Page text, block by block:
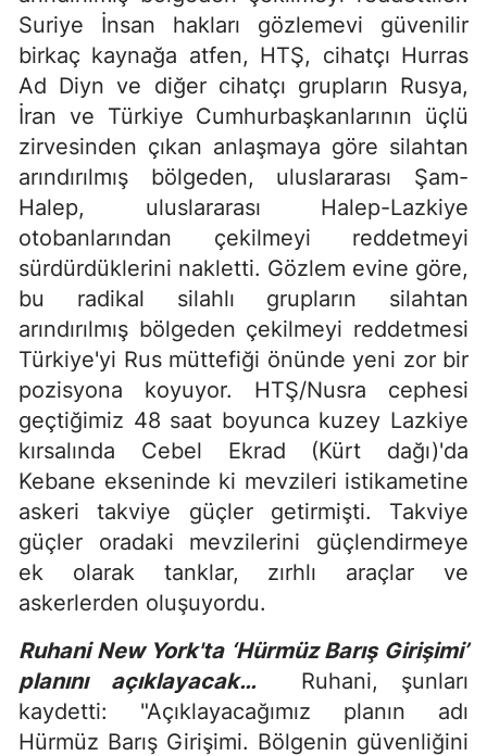
Suriye İnsan hakları gözlemevi güvenilir
birkaç kaynağa atfen, HTŞ, cihatçı Hurras
Ad Diyn ve diğer cihatçı grupların Rusya,
İran ve Türkiye Cumhurbaşkanlarının üçlü
zirvesinden çıkan anlaşmaya göre silahtan
arındırılmış bölgeden, uluslararası Şam-
Halep, uluslararası Halep-Lazkiye
otobanlarından çekilmeyi reddetmeyi
sürdürdüklerini nakletti. Gözlem evine göre,
bu radikal silahlı grupların silahtan
arındırılmış bölgeden çekilmeyi reddetmesi
Türkiye'yi Rus müttefiği önünde yeni zor bir
pozisyona koyuyor. HTŞ/Nusra cephesi
geçtiğimiz 48 saat boyunca kuzey Lazkiye
kırsalında Cebel Ekrad (Kürt dağı)'da
Kebane ekseninde ki mevzileri istikametine
askeri takviye güçler getirmişti. Takviye
güçler oradaki mevzilerini güçlendirmeye
ek olarak tanklar, zırhlı araçlar ve
askerlerden oluşuyordu.
Ruhani New York'ta ‘Hürmüz Barış Girişimi’
planını açıklayacak…
Ruhani, şunları
kaydetti: "Açıklayacağımız planın adı
Hürmüz Barış Girişimi. Bölgenin güvenliğini